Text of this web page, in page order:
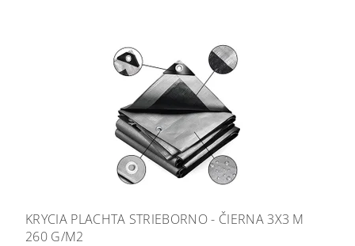
KRYCIA PLACHTA STRIEBORNO - ČIERNA 3X3 M
260 G/M2